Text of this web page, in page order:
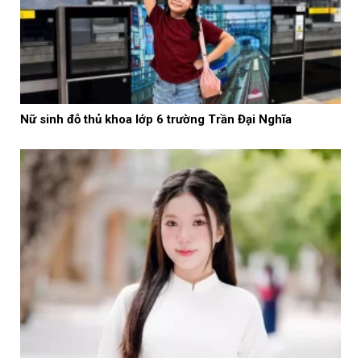
Nữ sinh đỗ thủ khoa lớp 6 trường Trần Đại Nghĩa